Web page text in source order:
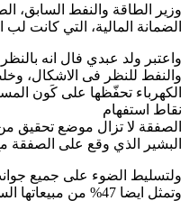
وزير الطاقة والنفط
الضمانة المالية، التي كانت لب
واعتبر ولد عبدي فال انه
الكهرباء تحفّظها على كَون
نقاط استفهام
الصفقة لا تزال موضع تحقيق
البشير الذي وقع على الصفقة مع الشركة الصينية، ودفع لها نسبة 30% من قيمة
وتمثل ايضا 47% من مبيعاتها السنوية للخارج . كما ان الطاقة التصديرية للخارج للشركة هي 10 آلاف وحدة سنويا، وهي شركة صغيرة توظف ما بين 50 الى 200 عامل، ومقرها فى شانغهاي بالصين.